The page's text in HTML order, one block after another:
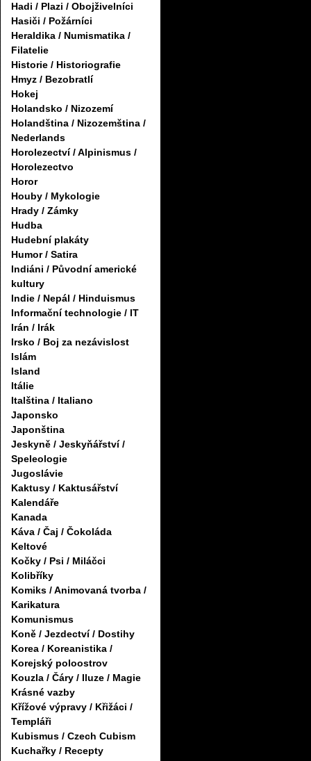
Hadi / Plazi / Obojživelníci
Hasiči / Požárníci
Heraldika / Numismatika /
Filatelie
Historie / Historiografie
Hmyz / Bezobratlí
Hokej
Holandsko / Nizozemí
Holandština / Nizozemština /
Nederlands
Horolezectví / Alpinismus /
Horolezectvo
Horor
Houby / Mykologie
Hrady / Zámky
Hudba
Hudební plakáty
Humor / Satira
Indiáni / Původní americké
kultury
Indie / Nepál / Hinduismus
Informační technologie / IT
Irán / Irák
Irsko / Boj za nezávislost
Islám
Island
Itálie
Italština / Italiano
Japonsko
Japonština
Jeskyně / Jeskyňářství /
Speleologie
Jugoslávie
Kaktusy / Kaktusářství
Kalendáře
Kanada
Káva / Čaj / Čokoláda
Keltové
Kočky / Psi / Miláčci
Kolibříky
Komiks / Animovaná tvorba /
Karikatura
Komunismus
Koně / Jezdectví / Dostihy
Korea / Koreanistika /
Korejský poloostrov
Kouzla / Čáry / Iluze / Magie
Krásné vazby
Křížové výpravy / Křižáci /
Templáři
Kubismus / Czech Cubism
Kuchařky / Recepty